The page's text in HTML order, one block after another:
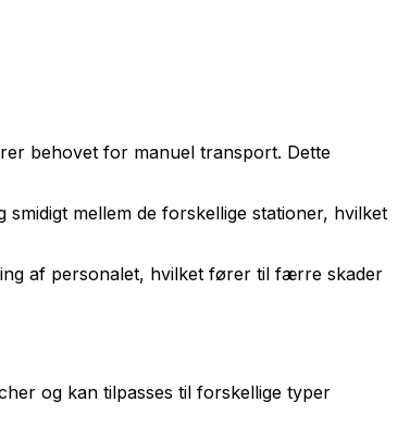
behovet for manuel transport. Dette
mellem de forskellige stationer, hvilket
af personalet, hvilket fører til færre skader
og kan tilpasses til forskellige typer